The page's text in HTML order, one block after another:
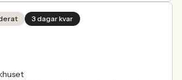
3 dagar kvar